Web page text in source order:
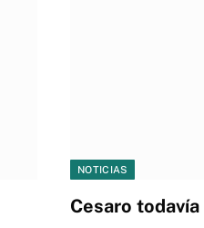
NOTICIAS
Cesaro